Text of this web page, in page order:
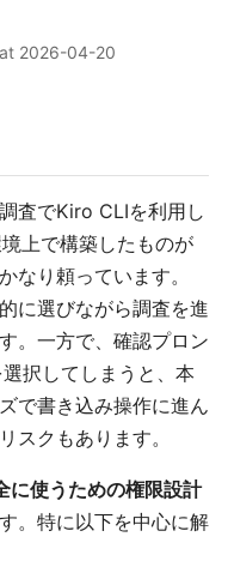
2026-04-20
査でKiro CLIを利用し
上で構築したものが
なり頼っています。
に選びながら調査を進
。一方で、確認プロン
選択してしまうと、本
で書き込み操作に進ん
スクもあります。
に使うための権限設計
。特に以下を中心に解